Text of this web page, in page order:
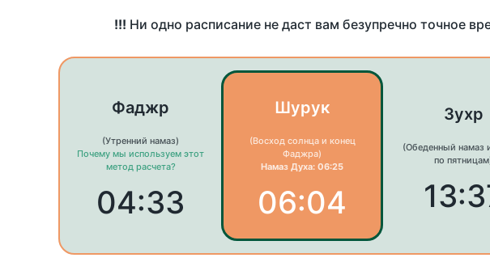
!!! Ни одно расписание не даст вам безупречно точное
Фаджр
(Утренний намаз)
Почему мы используем этот
метод расчета?
04:33
Шурук
(Восход солнца и конец
Фаджра)
Намаз Духа: 06:25
06:04
Зухр
(Обеденный намаз
по